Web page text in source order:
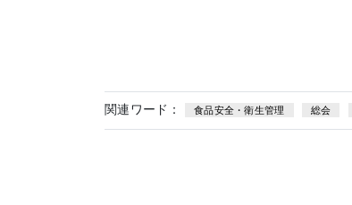
関連ワード： 食品安全・衛生管理 総会